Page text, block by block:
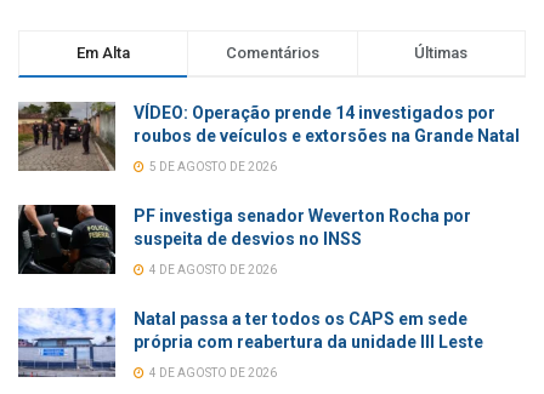
Em Alta Comentários Últimas
VÍDEO: Operação prende 14 investigados por
roubos de veículos e extorsões na Grande Natal
5 DE AGOSTO DE 2026
PF investiga senador Weverton Rocha por
suspeita de desvios no INSS
4 DE AGOSTO DE 2026
Natal passa a ter todos os CAPS em sede
própria com reabertura da unidade III Leste
4 DE AGOSTO DE 2026